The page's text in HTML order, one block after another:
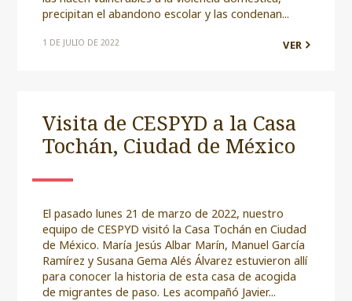
precipitan el abandono escolar y las condenan...
1 DE JULIO DE 2022 VER
Visita de CESPYD a la Casa
Tochán, Ciudad de México
El pasado lunes 21 de marzo de 2022, nuestro
equipo de CESPYD visitó la Casa Tochán en Ciudad
de México. María Jesús Albar Marín, Manuel García
Ramírez y Susana Gema Alés Álvarez estuvieron allí
para conocer la historia de esta casa de acogida
de migrantes de paso. Les acompañó Javier...